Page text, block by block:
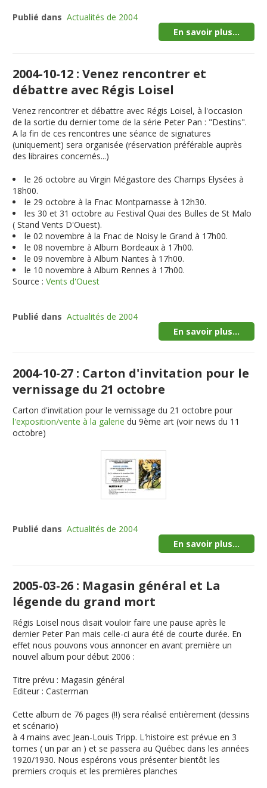
Publié dans Actualités de 2004
En savoir plus...
2004-10-12 : Venez rencontrer et
débattre avec Régis Loisel
Venez rencontrer et débattre avec Régis Loisel, à l'occasion
de la sortie du dernier tome de la série Peter Pan : "Destins".
A la fin de ces rencontres une séance de signatures
(uniquement) sera organisée (réservation préférable auprès
des libraires concernés...)
le 26 octobre au Virgin Mégastore des Champs Elysées à
18h00.
le 29 octobre à la Fnac Montparnasse à 12h30.
les 30 et 31 octobre au Festival Quai des Bulles de St Malo
( Stand Vents D'Ouest).
le 02 novembre à la Fnac de Noisy le Grand à 17h00.
le 08 novembre à Album Bordeaux à 17h00.
le 09 novembre à Album Nantes à 17h00.
le 10 novembre à Album Rennes à 17h00.
Source :Vents d'Ouest
Publié dans Actualités de 2004
En savoir plus...
2004-10-27 : Carton d'invitation pour le
vernissage du 21 octobre
Carton d'invitation pour le vernissage du 21 octobre pour
l'exposition/vente à la galeriedu 9ème art (voir news du 11
octobre)
Publié dans Actualités de 2004
En savoir plus...
2005-03-26 : Magasin général et La
légende du grand mort
Régis Loisel nous disait vouloir faire une pause après le
dernier Peter Pan mais celle-ci aura été de courte durée. En
effet nous pouvons vous annoncer en avant première un
nouvel album pour début 2006 :
Titre prévu : Magasin général
Editeur : Casterman
Cette album de 76 pages (!!) sera réalisé entièrement (dessins
et scénario)
à 4 mains avec Jean-Louis Tripp. L'histoire est prévue en 3
tomes ( un par an ) et se passera au Québec dans les années
1920/1930. Nous espérons vous présenter bientôt les
premiers croquis et les premières planches